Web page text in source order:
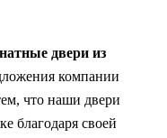
двери из
компании
что наши двери
благодаря своей